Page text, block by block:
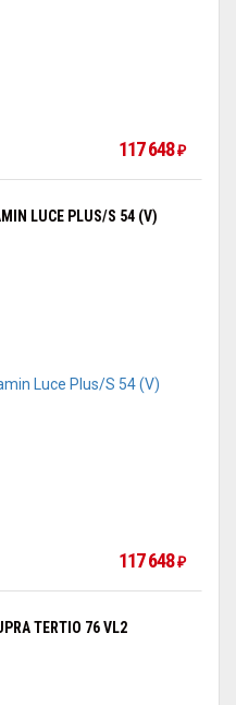
117 648 ₽
LUCE PLUS/S 54 (V)
117 648 ₽
TERTIO 76 VL2